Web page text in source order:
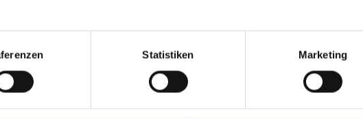
Statistiken Marketing
personenbezogener Daten, die darin besteht, dass diese
bestimmte persönliche Aspekte, die sich auf eine natürliche
Arbeitsleistung, wirtschaftlicher Lage, Gesundheit,
oder Ortswechsel dieser natürlichen Person zu